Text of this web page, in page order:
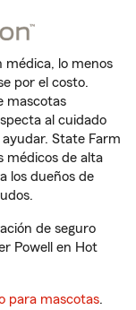
médica, lo menos
por el costo.
mascotas
al cuidado
State Farm
médicos de alta
los dueños de
de seguro
Powell en Hot
para mascotas.